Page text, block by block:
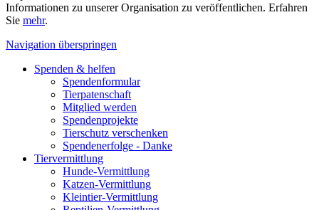
Informationen zu unserer Organisation zu veröffentlichen. Erfahren
Sie mehr.
Navigation überspringen
Spenden & helfen
Spendenformular
Tierpatenschaft
Mitglied werden
Spendenprojekte
Tierschutz verschenken
Spendenerfolge - Danke
Tiervermittlung
Hunde-Vermittlung
Katzen-Vermittlung
Kleintier-Vermittlung